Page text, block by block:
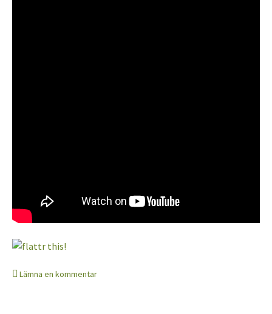
Lämna en kommentar